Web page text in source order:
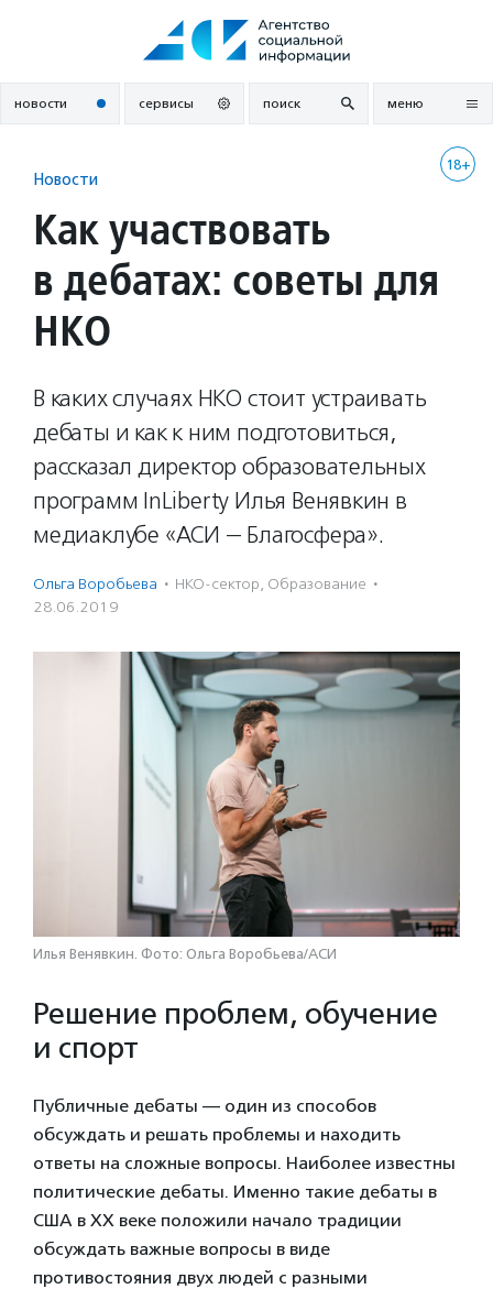
новости сервисы поиск меню
18+
Новости
Как участвовать
в дебатах: советы для
НКО
В каких случаях НКО стоит устраивать
дебаты и как к ним подготовиться,
рассказал директор образовательных
программ InLiberty Илья Венявкин в
медиаклубе «АСИ — Благосфера».
Ольга Воробьева · НКО-сектор, Образование ·
28.06.2019
Илья Венявкин. Фото: Ольга Воробьева/АСИ
Решение проблем, обучение
и спорт
Публичные дебаты — один из способов
обсуждать и решать проблемы и находить
ответы на сложные вопросы. Наиболее известны
политические дебаты. Именно такие дебаты в
США в ХХ веке положили начало традиции
обсуждать важные вопросы в виде
противостояния двух людей с разными